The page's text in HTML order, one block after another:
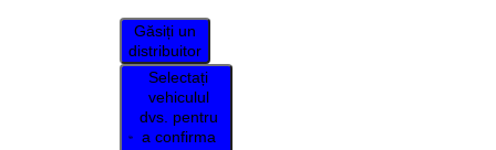
Găsiți un
distribuitor
Selectați
vehiculul
dvs. pentru
a confirma